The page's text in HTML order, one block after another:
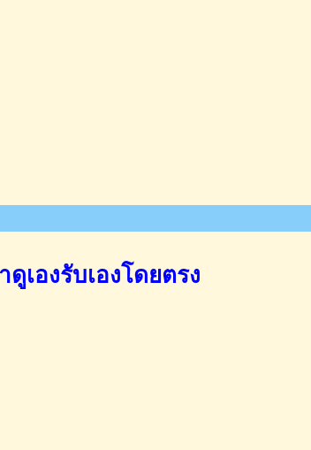
องรับเองโดยตรง